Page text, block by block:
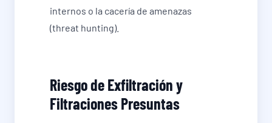
internos o la cacería de amenazas
(threat hunting).
Riesgo de Exfiltración y
Filtraciones Presuntas